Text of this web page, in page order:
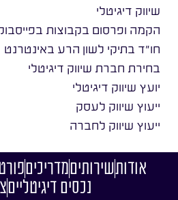
שיווק דיגיטלי
הקמה ופרסום בקבוצות
חו״ד בתיקי לשון הרע באינטרנט
בחירת חברת שיווק דיגיטלי
יועץ שיווק דיגיטלי
ייעוץ שיווק לעסק
ייעוץ שיווק לחברה
אודותשירותיםמדריכים
נכסים דיגיטליים